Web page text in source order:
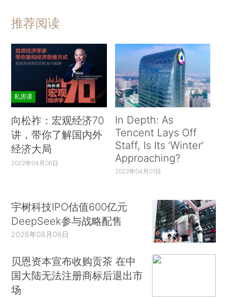
推荐阅读
私房课
向松祚：宏观经济70
讲，带你了解国内外
经济大局
2022年04月06日
In Depth: As
Tencent Lays Off
Staff, Is Its ‘Winter’
Approaching?
2022年04月01日
宇树科技IPO估值600亿元
DeepSeek参与战略配售
2026年08月06日
贝恩资本宣布收购贡茶 在中
国大陆无法注册商标后退出市
场